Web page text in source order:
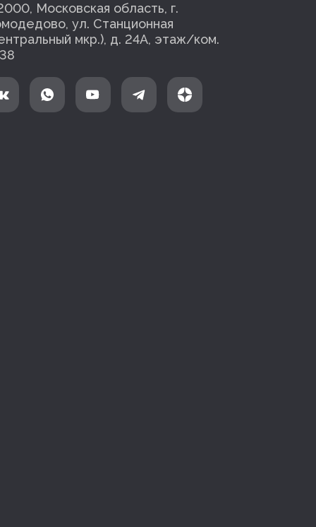
Московская область, г.
ул. Станционная
мкр.), д. 24А, этаж/ком.